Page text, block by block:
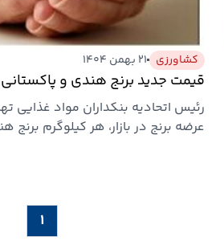
کشاورزی ۲۱ بهمن ۱۴۰۴
قیمت جدید برنج هندی و پاکستانی
رئیس اتحادیه بنکداران مواد غذایی
عرضه برنج در بازار، هر کیلوگرم
۱